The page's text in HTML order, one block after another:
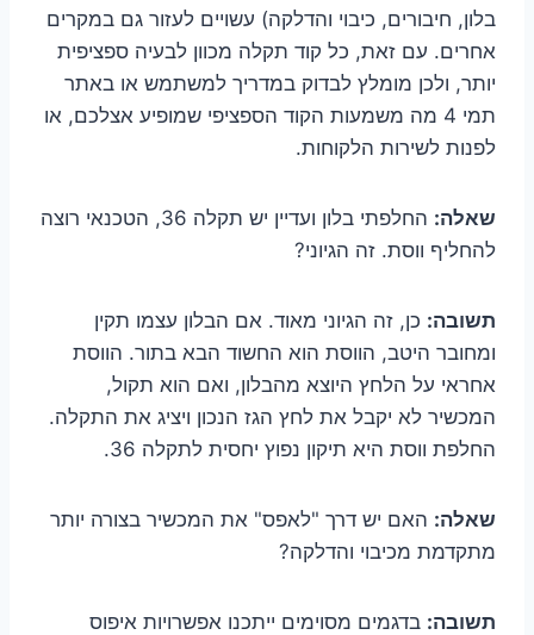
בלון, חיבורים, כיבוי והדלקה) עשויים לעזור גם במקרים
אחרים. עם זאת, כל קוד תקלה מכוון לבעיה ספציפית
יותר, ולכן מומלץ לבדוק במדריך למשתמש או באתר
תמי 4 מה משמעות הקוד הספציפי שמופיע אצלכם, או
לפנות לשירות הלקוחות.
שאלה:
החלפתי בלון ועדיין יש תקלה 36, הטכנאי רוצה
להחליף ווסת. זה הגיוני?
תשובה: כן, זה הגיוני מאוד. אם הבלון עצמו תקין
ומחובר היטב, הווסת הוא החשוד הבא בתור. הווסת
אחראי על הלחץ היוצא מהבלון, ואם הוא תקול,
המכשיר לא יקבל את לחץ הגז הנכון ויציג את התקלה.
החלפת ווסת היא תיקון נפוץ יחסית לתקלה 36.
שאלה: האם יש דרך "לאפס" את המכשיר בצורה יותר
מתקדמת מכיבוי והדלקה?
תשובה: בדגמים מסוימים ייתכנו אפשרויות איפוס